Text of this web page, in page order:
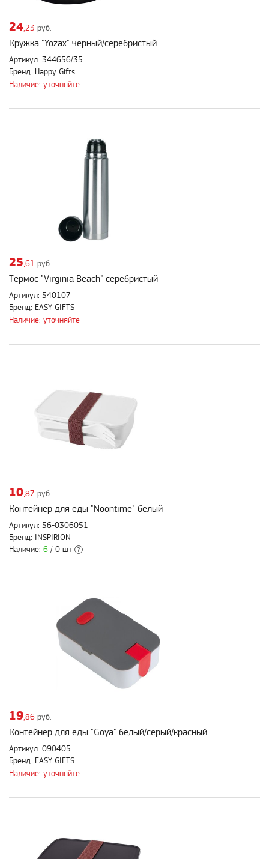
24 ,23 руб.
Кружка "Yozax" черный/серебристый
Артикул: 344656/35
Бренд: Happy Gifts
Наличие: уточняйте
25,61 руб.
Термос "Virginia Beach" серебристый
Артикул: 540107
Бренд: EASY GIFTS
Наличие: уточняйте
10 ,87 руб.
Контейнер для еды "Noontime" белый
Артикул: 56-0306051
Бренд: INSPIRION
Наличие: 6 / 0 шт ?
19 ,86 руб.
Контейнер для еды "Goya" белый/серый/красный
Артикул: 090405
Бренд: EASY GIFTS
Наличие: уточняйте